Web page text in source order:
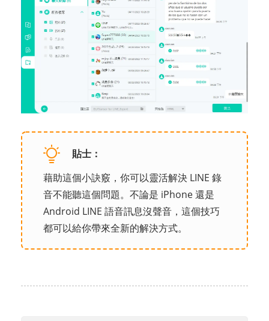
貼士：
藉助這個小訣竅，你可以靈活解決 LINE 錄
音不能聽這個問題。不論是 iPhone 還是
Android LINE 語音訊息沒聲音，這個技巧
都可以給你帶來全新的解決方式。